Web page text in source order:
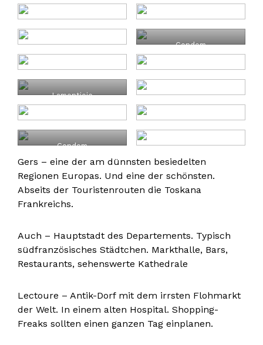
Condom
Lamontjoie
Condom
Gers – eine der am dünnsten besiedelten
Regionen Europas. Und eine der schönsten.
Abseits der Touristenrouten die Toskana
Frankreichs.
Auch – Hauptstadt des Departements. Typisch
südfranzösisches Städtchen. Markthalle, Bars,
Restaurants, sehenswerte Kathedrale
Lectoure – Antik-Dorf mit dem irrsten Flohmarkt
der Welt. In einem alten Hospital. Shopping-
Freaks sollten einen ganzen Tag einplanen.